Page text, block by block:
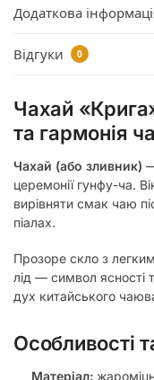
Додаткова
Відгуки 0
Чахай
та гармонія
Чахай (або зливник)
церемонії гунфу-ча.
вирівняти смак чаю
піалах.
Прозоре скло з
лід — символ ясності
дух китайського
Особливості
Матеріал: